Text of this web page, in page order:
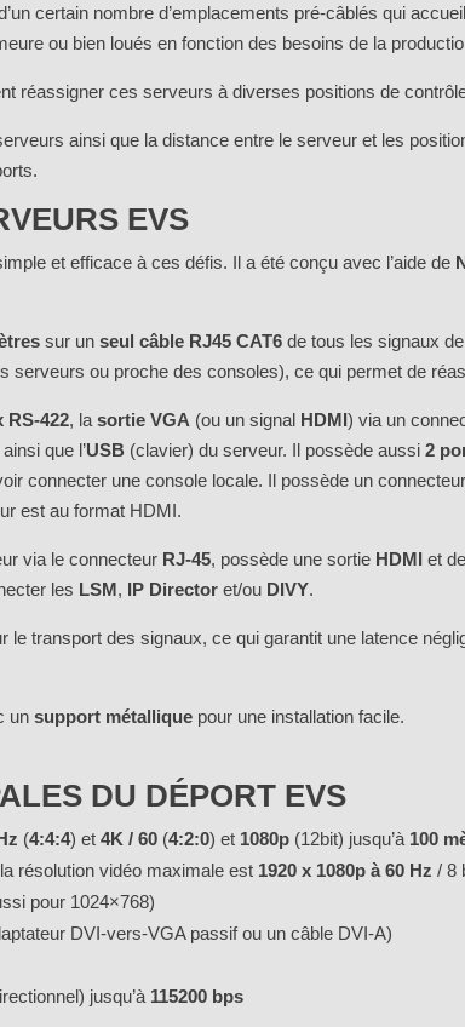
certain nombre d’emplacements pré-câblés qui
ou bien loués en fonction des besoins de la
réassigner ces serveurs à diverses positions de
ainsi que la distance entre le serveur et les
EVS
et efficace à ces défis. Il a été conçu avec l’aide de
sur unseul câble RJ45 CAT6 de tous les signaux
serveurs ou proche des consoles), ce qui permet de
RS-422, lasortie VGA (ou un signal HDMI) via un
que l’USB (clavier) du serveur. Il possède aussi2
connecter une console locale. Il possède un
est au format HDMI.
via le connecteur RJ-45, possède une sortie HDMI et
les LSM, IP Director et/ou DIVY.
le transport des signaux, ce qui garantit une latence
unsupport métallique pour une installation facile.
DU DÉPORT EVS
(4:4:4) et4K / 60 (4:2:0) et 1080p (12bit) jusqu’à 100
résolution vidéo maximale est 1920 x 1080p à 60 Hz / 8
pour 1024×768)
DVI-vers-VGA passif ou un câble DVI-A)
jusqu’à 115200 bps